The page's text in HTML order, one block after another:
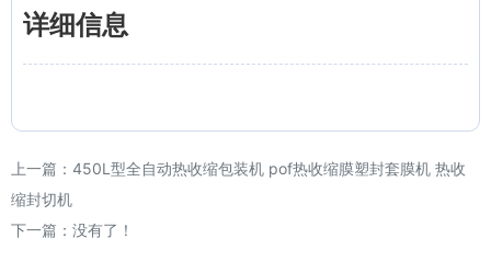
详细信息
上一篇： 450L型全自动热收缩包装机 pof热收缩膜塑封套膜机 热收
缩封切机
下一篇：没有了！